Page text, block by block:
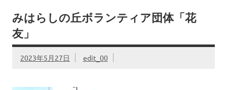
みはらしの丘ボランティア団体「花
友」
2023年5月27日 edit_00